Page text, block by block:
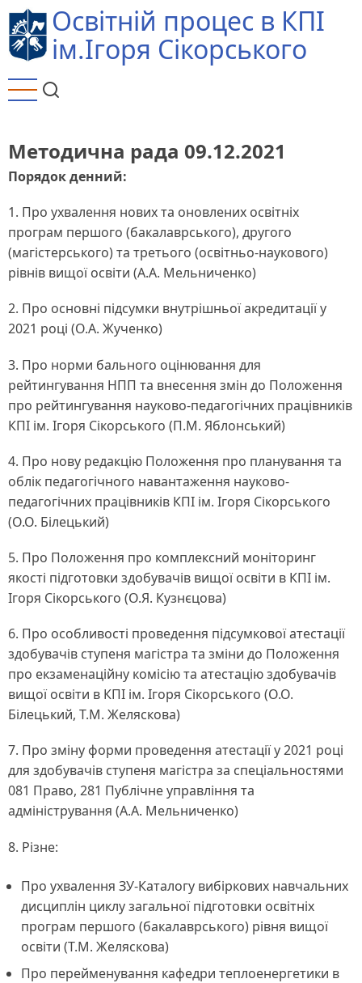
Перейти
до
основного
Освітній процес в КПІ
ім.Ігоря Сікорського
Методична рада 09.12.2021
Порядок денний:
1. Про ухвалення нових та оновлених освітніх
програм першого (бакалаврського), другого
(магістерського) та третього (освітньо-наукового)
рівнів вищої освіти (А.А. Мельниченко)
2. Про основні підсумки внутрішньої акредитації у
2021 році (О.А. Жученко)
3. Про норми бального оцінювання для
рейтингування НПП та внесення змін до Положення
про рейтингування науково-педагогічних працівників
КПІ ім. Ігоря Сікорського (П.М. Яблонський)
4. Про нову редакцію Положення про планування та
облік педагогічного навантаження науково-
педагогічних працівників КПІ ім. Ігоря Сікорського
(О.О. Білецький)
5. Про Положення про комплексний моніторинг
якості підготовки здобувачів вищої освіти в КПІ ім.
Ігоря Сікорського (О.Я. Кузнєцова)
6. Про особливості проведення підсумкової атестації
здобувачів ступеня магістра та зміни до Положення
про екзаменаційну комісію та атестацію здобувачів
вищої освіти в КПІ ім. Ігоря Сікорського (О.О.
Білецький, Т.М. Желяскова)
7. Про зміну форми проведення атестації у 2021 році
для здобувачів ступеня магістра за спеціальностями
081 Право, 281 Публічне управління та
адміністрування (А.А. Мельниченко)
8. Різне:
Про ухвалення ЗУ-Каталогу вибіркових навчальних
дисциплін циклу загальної підготовки освітніх
програм першого (бакалаврського) рівня вищої
освіти (Т.М. Желяскова)
Про перейменування кафедри теплоенергетики в